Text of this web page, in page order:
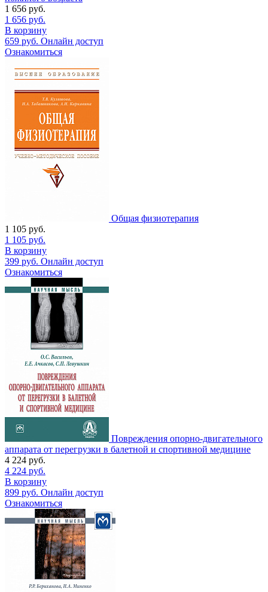
1 656 руб.
1 656 руб.
В корзину
659 руб. Онлайн доступ
Ознакомиться
Общая физиотерапия
1 105 руб.
1 105 руб.
В корзину
399 руб. Онлайн доступ
Ознакомиться
Повреждения опорно-двигательного
аппарата от перегрузки в балетной и спортивной медицине
4 224 руб.
4 224 руб.
В корзину
899 руб. Онлайн доступ
Ознакомиться